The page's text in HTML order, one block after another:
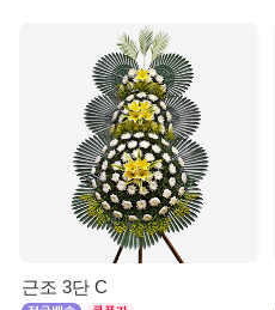
근조 3단 C